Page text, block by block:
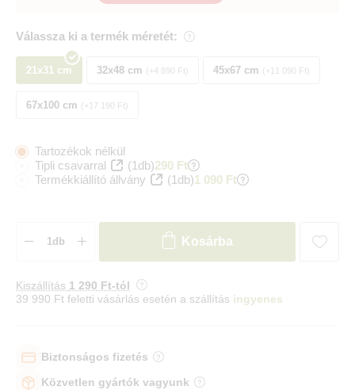
Válassza ki a termék méretét:
21x31 cm 32x48 cm +4 890 Ft 45x67 cm +11 090 Ft
67x100 cm +17 190 Ft
Tartozékok nélkül
Tipli csavarral
(1db)290 Ft
Termékkiállító állvány
(1db)1 090 Ft
Kosárba
Kiszállítás 1 290 Ft-tól
39 990 Ft feletti vásárlás esetén a szállítás ingyenes
Biztonságos fizetés
Közvetlen gyártók vagyunk